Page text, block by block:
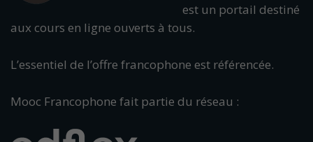
est un portail destiné
aux cours en ligne ouverts à tous.
L’essentiel de l’offre francophone est référencée.
Mooc Francophone fait partie du réseau :